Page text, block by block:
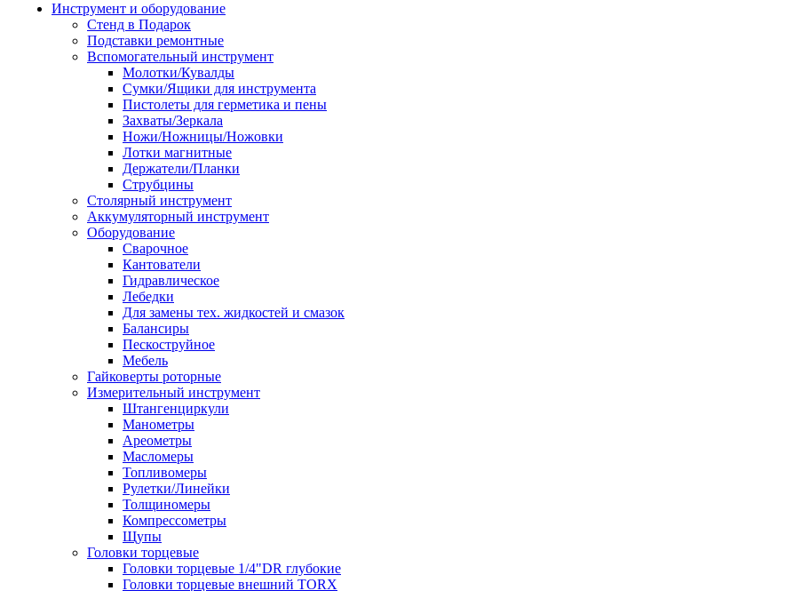
Инструмент и оборудование
Стенд в Подарок
Подставки ремонтные
Вспомогательный инструмент
Молотки/Кувалды
Сумки/Ящики для инструмента
Пистолеты для герметика и пены
Захваты/Зеркала
Ножи/Ножницы/Ножовки
Лотки магнитные
Держатели/Планки
Струбцины
Столярный инструмент
Аккумуляторный инструмент
Оборудование
Сварочное
Кантователи
Гидравлическое
Лебедки
Для замены тех. жидкостей и смазок
Балансиры
Пескоструйное
Мебель
Гайковерты роторные
Измерительный инструмент
Штангенциркули
Манометры
Ареометры
Масломеры
Топливомеры
Рулетки/Линейки
Толщиномеры
Компрессометры
Щупы
Головки торцевые
Головки торцевые 1/4"DR глубокие
Головки торцевые внешний TORX